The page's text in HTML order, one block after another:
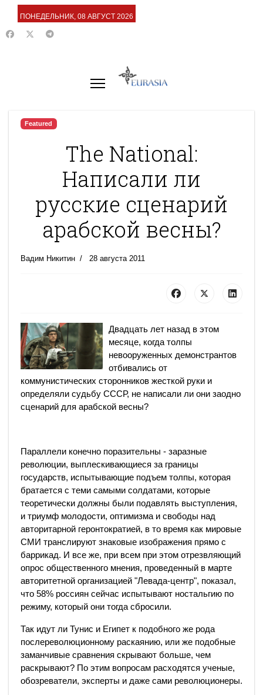
ПОНЕДЕЛЬНИК, 08 АВГУСТ 2026
Featured
The National:
Написали ли
русские сценарий
арабской весны?
Вадим Никитин 28 августа 2011
Двадцать лет назад в этом
месяце, когда толпы
невооруженных демонстрантов
отбивались от
коммунистических сторонников жесткой руки и
определяли судьбу СССР, не написали ли они заодно
сценарий для арабской весны?
Параллели конечно поразительны - заразные
революции, выплескивающиеся за границы
государств, испытывающие подъем толпы, которая
братается с теми самыми солдатами, которые
теоретически должны были подавлять выступления,
и триумф молодости, оптимизма и свободы над
авторитарной геронтократией, в то время как мировые
СМИ транслируют знаковые изображения прямо с
баррикад. И все же, при всем при этом отрезвляющий
опрос общественного мнения, проведенный в марте
авторитетной организацией "Левада-центр", показал,
что 58% россиян сейчас испытывают ностальгию по
режиму, который они тогда сбросили.
Так идут ли Тунис и Египет к подобного же рода
послереволюционному раскаянию, или же подобные
заманчивые сравнения скрывают больше, чем
раскрывают? По этим вопросам расходятся ученые,
обозреватели, эксперты и даже сами революционеры.